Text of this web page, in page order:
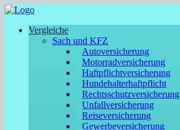
Vergleiche
Sach und KFZ
Autoversicherung
Motorradversicherung
Haftpflichtversicherung
Hundehalterhaftpflicht
Rechtsschutzversicherung
Unfallversicherung
Reiseversicherung
Gewerbeversicherung